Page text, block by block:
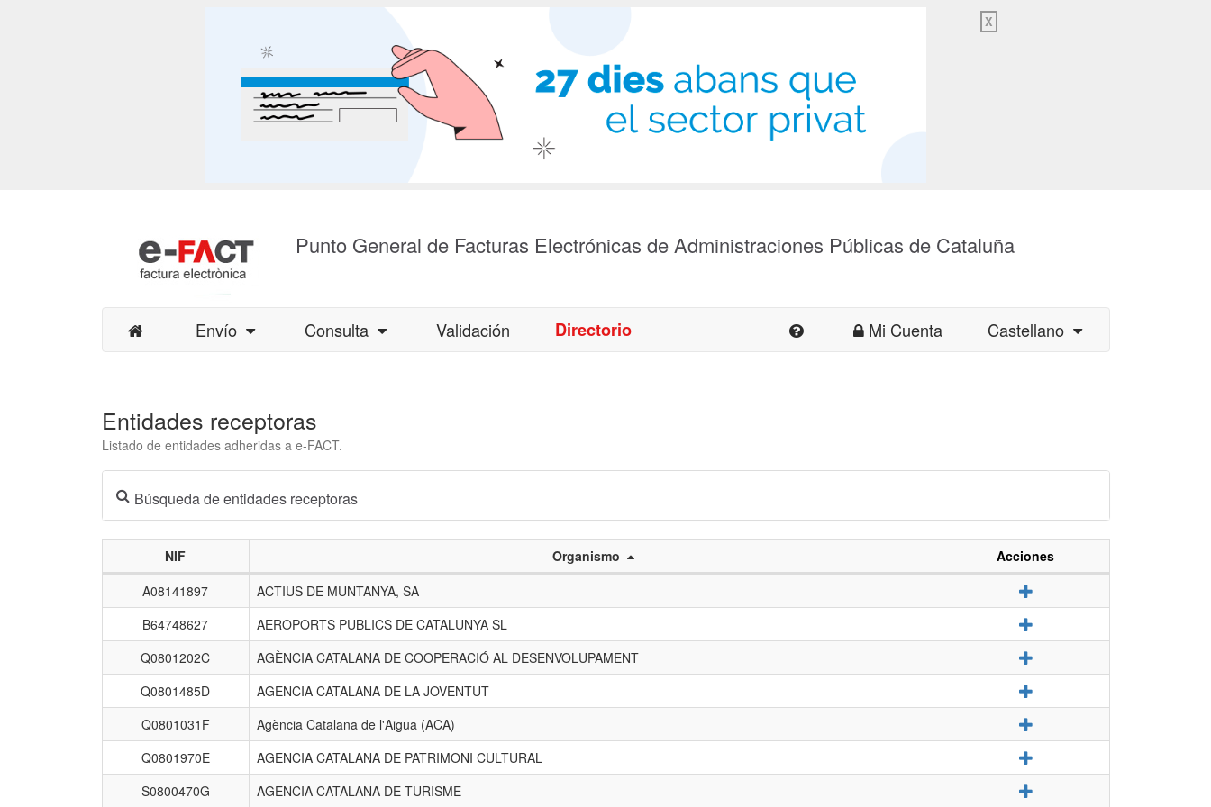
X
Punto General de Facturas Electrónicas de Administraciones Públicas de Cataluña
Envío Consulta Validación Directorio Mi Cuenta Castellano
Entidades receptoras
Listado de entidades adheridas a e-FACT.
Búsqueda de entidades receptoras
entidades
receptoras.
NIF Organismo
Acciones
A08141897
ACTIUS DE MUNTANYA, SA
B64748627
AEROPORTS PUBLICS DE CATALUNYA SL
Q0801202C
AGÈNCIA CATALANA DE COOPERACIÓ AL DESENVOLUPAMENT
Q0801485D
AGENCIA CATALANA DE LA JOVENTUT
Q0801031F
Agència Catalana de l'Aigua (ACA)
Q0801970E
AGENCIA CATALANA DE PATRIMONI CULTURAL
S0800470G
AGENCIA CATALANA DE TURISME